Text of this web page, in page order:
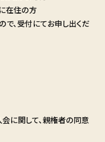
在住の方
、受付にてお申し出くだ
に関して、親権者の同意